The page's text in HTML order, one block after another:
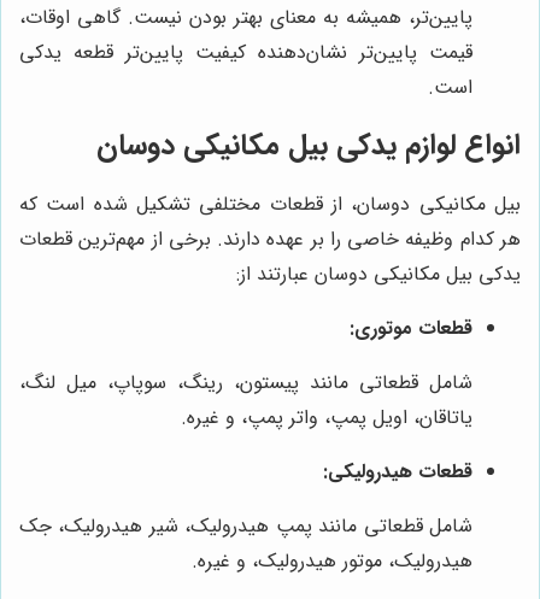
پایین‌تر، همیشه به معنای بهتر بودن نیست. گاهی اوقات،
قیمت پایین‌تر نشان‌دهنده کیفیت پایین‌تر قطعه یدکی
است.
انواع لوازم یدکی بیل مکانیکی دوسان
بیل مکانیکی دوسان، از قطعات مختلفی تشکیل شده است که
هر کدام وظیفه خاصی را بر عهده دارند. برخی از مهم‌ترین قطعات
یدکی بیل مکانیکی دوسان عبارتند از:
قطعات موتوری:
شامل قطعاتی مانند پیستون، رینگ، سوپاپ، میل لنگ،
یاتاقان، اویل پمپ، واتر پمپ، و غیره.
قطعات هیدرولیکی:
شامل قطعاتی مانند پمپ هیدرولیک، شیر هیدرولیک، جک
هیدرولیک، موتور هیدرولیک، و غیره.